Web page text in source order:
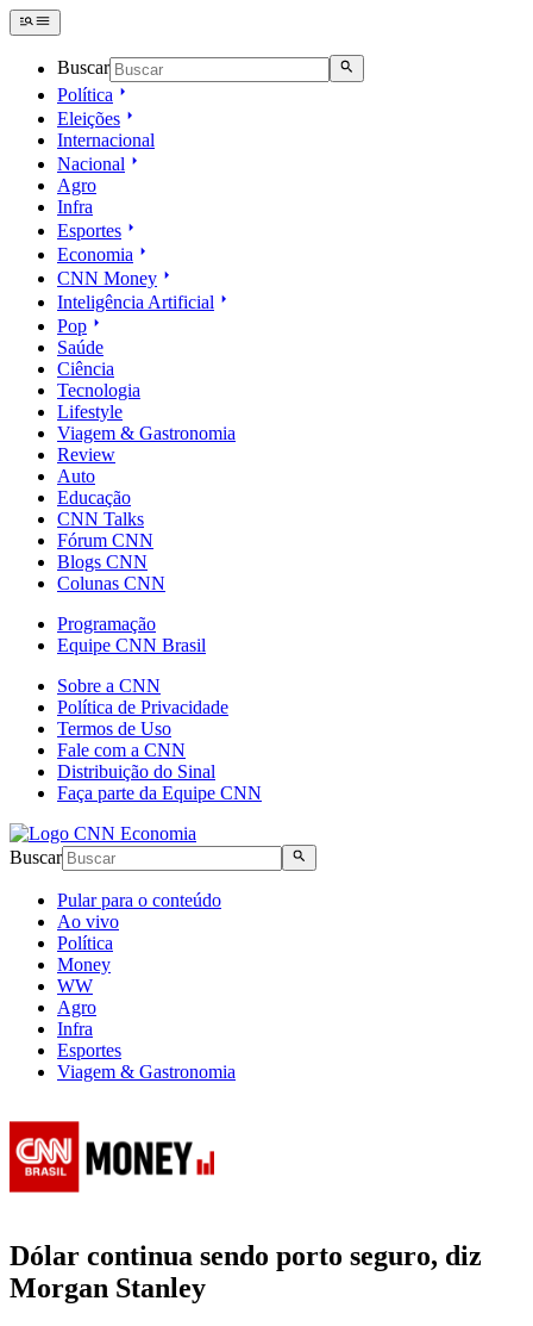
Buscar
Política
Eleições
Internacional
Nacional
Agro
Infra
Esportes
Economia
CNN Money
Inteligência Artificial
Pop
Saúde
Ciência
Tecnologia
Lifestyle
Viagem & Gastronomia
Review
Auto
Educação
CNN Talks
Fórum CNN
Blogs CNN
Colunas CNN
Programação
Equipe CNN Brasil
Sobre a CNN
Política de Privacidade
Termos de Uso
Fale com a CNN
Distribuição do Sinal
Faça parte da Equipe CNN
Buscar
Pular para o conteúdo
Ao vivo
Política
Money
WW
Agro
Infra
Esportes
Viagem & Gastronomia
Dólar continua sendo porto seguro, diz
Morgan Stanley